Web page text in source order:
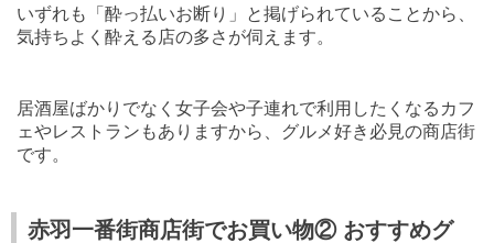
いずれも「酔っ払いお断り」と掲げられていることから、
気持ちよく酔える店の多さが伺えます。
居酒屋ばかりでなく女子会や子連れで利用したくなるカフ
ェやレストランもありますから、グルメ好き必見の商店街
です。
赤羽一番街商店街でお買い物② おすすめグ